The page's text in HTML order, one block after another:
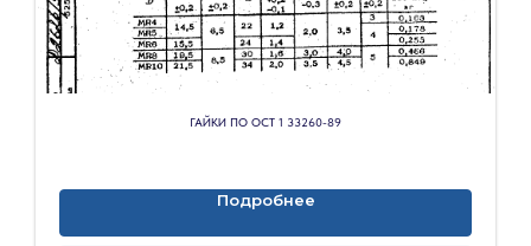
ГАЙКИ ПО ОСТ 1 33260-89
Подробнее